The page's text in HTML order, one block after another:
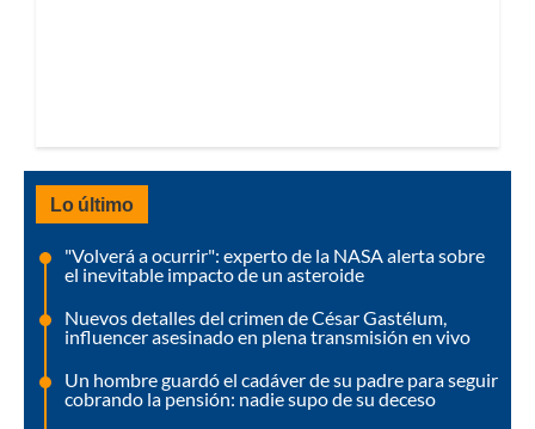
Lo último
"Volverá a ocurrir": experto de la NASA alerta sobre
el inevitable impacto de un asteroide
Nuevos detalles del crimen de César Gastélum,
influencer asesinado en plena transmisión en vivo
Un hombre guardó el cadáver de su padre para seguir
cobrando la pensión: nadie supo de su deceso